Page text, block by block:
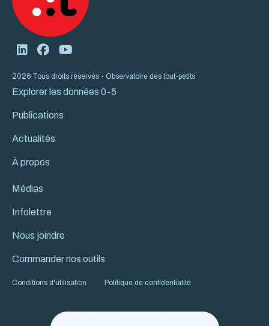
2026 Tous droits réservés - Observatoire des tout-petits
Explorer les données 0-5
Publications
Actualités
À propos
Médias
Infolettre
Nous joindre
Commander nos outils
Conditions d'utilisation Politique de confidentialité